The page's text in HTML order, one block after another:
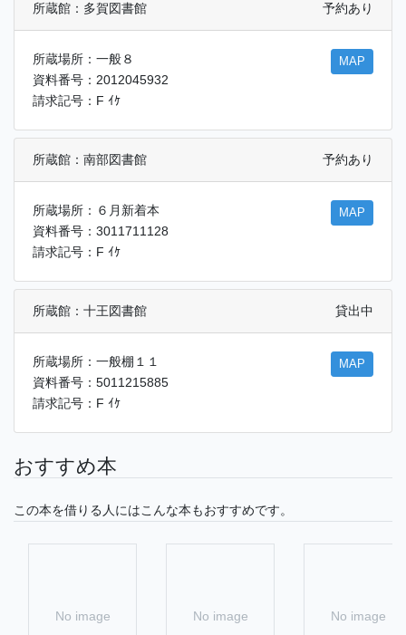
所蔵館：多賀図書館 予約あり
所蔵場所：一般８
資料番号：2012045932
請求記号：F ｲｹ
MAP
所蔵館：南部図書館 予約あり
所蔵場所：６月新着本
資料番号：3011711128
請求記号：F ｲｹ
MAP
所蔵館：十王図書館 貸出中
所蔵場所：一般棚１１
資料番号：5011215885
請求記号：F ｲｹ
MAP
おすすめ本
この本を借りる人にはこんな本もおすすめです。
No image No image No image